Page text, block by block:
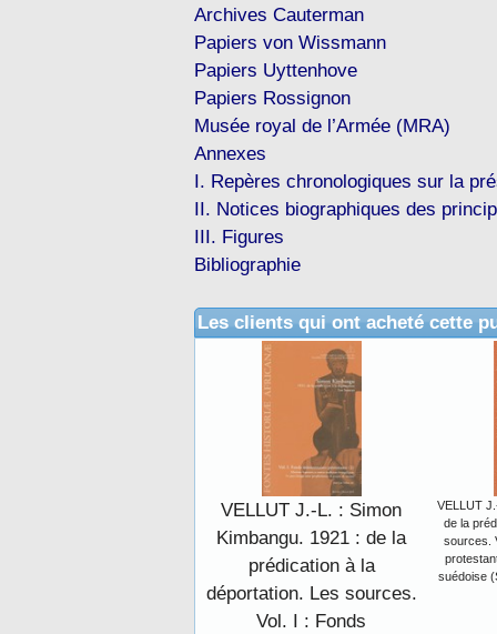
Archives Cauterman
Papiers von Wissmann
Papiers Uyttenhove
Papiers Rossignon
Musée royal de l’Armée (MRA)
Annexes
I. Repères chronologiques sur la
II. Notices biographiques des
III. Figures
Bibliographie
Les clients qui ont acheté cette
VELLUT J.-L. : Simon
Kimbangu. 1921 : de la
prédication à la
déportation. Les sources.
Vol. I : Fonds
VELLUT
de la
sources.
suédoise